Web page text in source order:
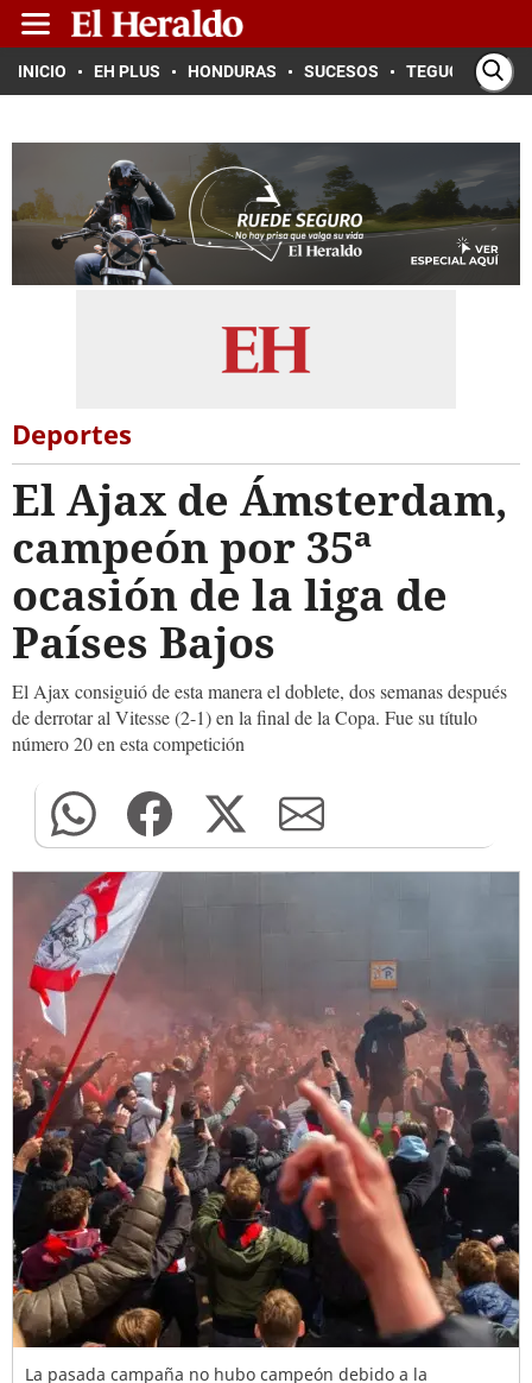
INICIO EH PLUS HONDURAS SUCESOS TEGUCIGALPA
Deportes
El Ajax de Ámsterdam,
campeón por 35ª
ocasión de la liga de
Países Bajos
El Ajax consiguió de esta manera el doblete, dos semanas después
de derrotar al Vitesse (2-1) en la final de la Copa. Fue su título
número 20 en esta competición
La pasada campaña no hubo campeón debido a la